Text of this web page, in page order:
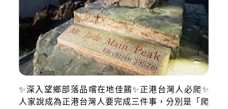
✨深入望鄉部落品嚐在地佳餚✨正港台灣人必爬✨
人家說成為正港台灣人要完成三件事，分別是「爬